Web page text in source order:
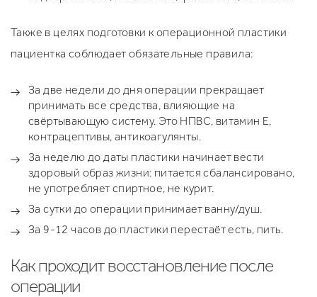
Также в целях подготовки к операционной пластики
пациентка соблюдает обязательные правила:
За две недели до дня операции прекращает
принимать все средства, влияющие на
свёртывающую систему. Это НПВС, витамин Е,
контрацептивы, антикоагулянты.
За неделю до даты пластики начинает вести
здоровый образ жизни: питается сбалансировано,
не употребляет спиртное, не курит.
За сутки до операции принимает ванну/душ.
За 9-12 часов до пластики перестаёт есть, пить.
Как проходит восстановление после
операции